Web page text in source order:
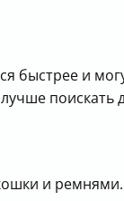
быстрее и
поискать
и ремнями.